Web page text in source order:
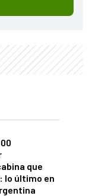
que
lo último en